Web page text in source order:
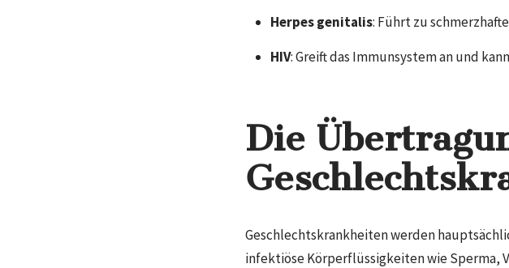
Herpes genitalis: Führt zu
HIV: Greift das Immunsystem an und
Die
Geschlechtskrankheiten werden
infektiöse Körperflüssigkeiten wie Sperma,